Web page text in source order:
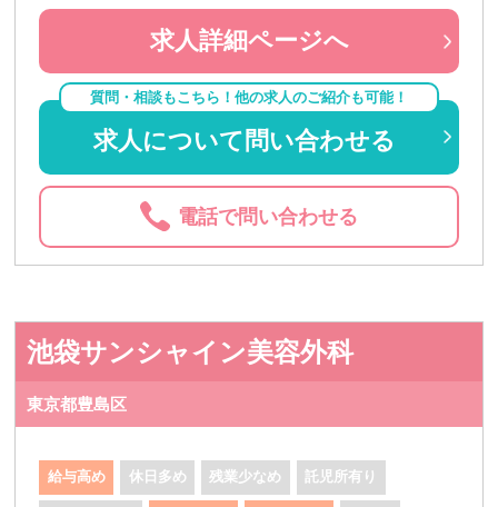
求人詳細ページへ
質問・相談もこちら！他の求人のご紹介も可能！
求人について問い合わせる
電話で問い合わせる
池袋サンシャイン美容外科
東京都豊島区
給与高め 休日多め 残業少なめ 託児所有り